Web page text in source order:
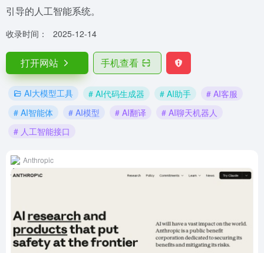
引导的人工智能系统。
收录时间： 2025-12-14
打开网站 手机查看
AI大模型工具 # AI代码生成器 # AI助手
# AI客服
# AI智能体
# AI模型 # AI翻译
# AI聊天机器人
# 人工智能接口
Anthropic